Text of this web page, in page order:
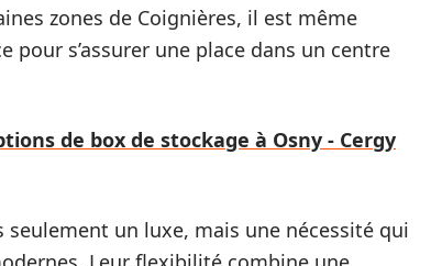
zones de Coignières, il est même
pour s’assurer une place dans un centre
de box de stockage à Osny - Cergy
un luxe, mais une nécessité qui